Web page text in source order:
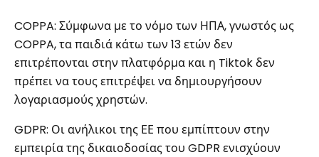
COPPA: Σύμφωνα με το νόμο των ΗΠΑ, γνωστός ως
COPPA, τα παιδιά κάτω των 13 ετών δεν
επιτρέπονται στην πλατφόρμα και η Tiktok δεν
πρέπει να τους επιτρέψει να δημιουργήσουν
λογαριασμούς χρηστών.
GDPR: Οι ανήλικοι της ΕΕ που εμπίπτουν στην
εμπειρία της δικαιοδοσίας του GDPR ενισχύουν